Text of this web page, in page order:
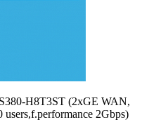
H8T3ST (2xGE WAN,
2Gbps)